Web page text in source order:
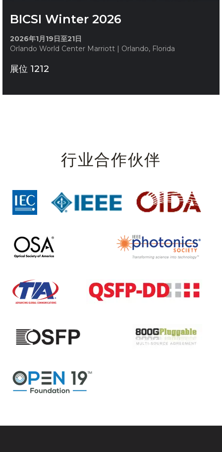
BICSI Winter 2026
2026年1月19日至21日
Orlando World Center Marriott | Orlando, Florida
展位 1212
行业合作伙伴